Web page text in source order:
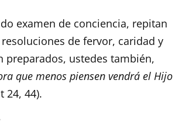
examen de conciencia, repitan
de fervor, caridad y
preparados, ustedes también,
que menos piensen vendrá el Hijo
24, 44).